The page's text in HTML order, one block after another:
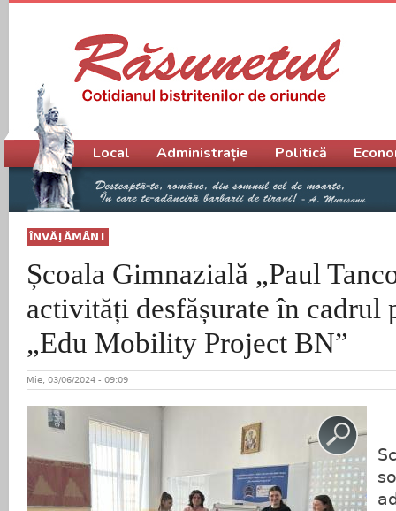
ÎNVĂŢĂMÂNT
Școala Gimnazială „Paul
activități desfășurate în cadrul
„Edu Mobility Project BN”
Mie, 03/06/2024 - 09:09
Meniu principal
Local Administrație Politică